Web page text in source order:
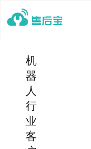
机
器
人
行
业
客